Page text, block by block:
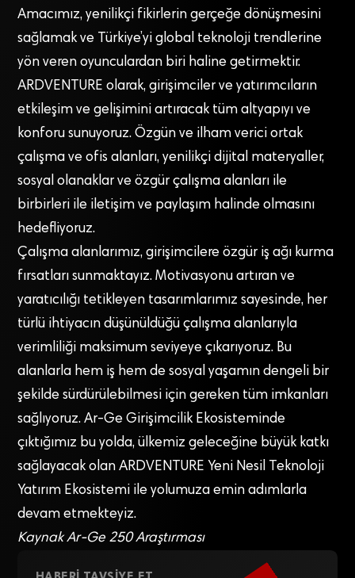
Amacımız, yenilikçi fikirlerin gerçeğe dönüşmesini
sağlamak ve Türkiye’yi global teknoloji trendlerine
yön veren oyunculardan biri haline getirmektir.
ARDVENTURE olarak, girişimciler ve yatırımcıların
etkileşim ve gelişimini artıracak tüm altyapıyı ve
konforu sunuyoruz. Özgün ve ilham verici ortak
çalışma ve ofis alanları, yenilikçi dijital materyaller,
sosyal olanaklar ve özgür çalışma alanları ile
birbirleri ile iletişim ve paylaşım halinde olmasını
hedefliyoruz.
Çalışma alanlarımız, girişimcilere özgür iş ağı kurma
fırsatları sunmaktayız. Motivasyonu artıran ve
yaratıcılığı tetikleyen tasarımlarımız sayesinde, her
türlü ihtiyacın düşünüldüğü çalışma alanlarıyla
verimliliği maksimum seviyeye çıkarıyoruz. Bu
alanlarla hem iş hem de sosyal yaşamın dengeli bir
şekilde sürdürülebilmesi için gereken tüm imkanları
sağlıyoruz. Ar-Ge Girişimcilik Ekosisteminde
çıktığımız bu yolda, ülkemiz geleceğine büyük katkı
sağlayacak olan ARDVENTURE Yeni Nesil Teknoloji
Yatırım Ekosistemi ile yolumuza emin adımlarla
devam etmekteyiz.
Kaynak Ar-Ge 250 Araştırması